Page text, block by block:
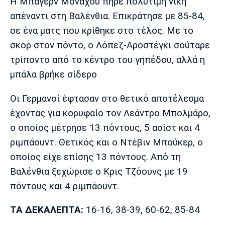
Πολιτισμός
Τραγούδια
Cine Spot
Running
Media
Παρασκήνιο
Πρόγραμμα TV
Ιωνικός Κηφισιά Πανσερραϊκός
Μπαρτσελόνα
Ρεάλ
Ατλέτικο
Μαδρίτης
Μάντσεστερ
Γιουνάιτεντ
Τσέλσι Άρσεναλ
απέναντι στη Βαλένθια. Επικράτησε με 85-84,
σε ένα ματς που κρίθηκε στο τέλος. Με το
σκορ στον πόντο, ο Λόπεζ-Αροστέγκι σούταρε
τρίποντο από το κέντρο του γηπέδου, αλλά η
μπάλα βρήκε σίδερο
Οι Γερμανοί έφτασαν στο θετικό αποτέλεσμα
έχοντας για κορυφαίο τον Λεάντρο Μπολμάρο,
ο οποίος μέτρησε 13 πόντους, 5 ασίστ και 4
ριμπάουντ. Θετικός και ο Ντέβιν Μπούκερ, ο
οποίος είχε επίσης 13 πόντους. Από τη
Βαλένθια ξεχώρισε ο Κρις Τζόουνς με 19
πόντους και 4 ριμπάουντ.
ΤΑ ΔΕΚΑΛΕΠΤΑ: 16-16, 38-39, 60-62, 85-84